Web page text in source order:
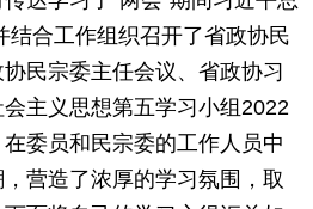
结合工作组织召开了省政协民
民宗委主任会议、省政协习
主义思想第五学习小组2022
委员和民宗委的工作人员中
营造了浓厚的学习氛围，取